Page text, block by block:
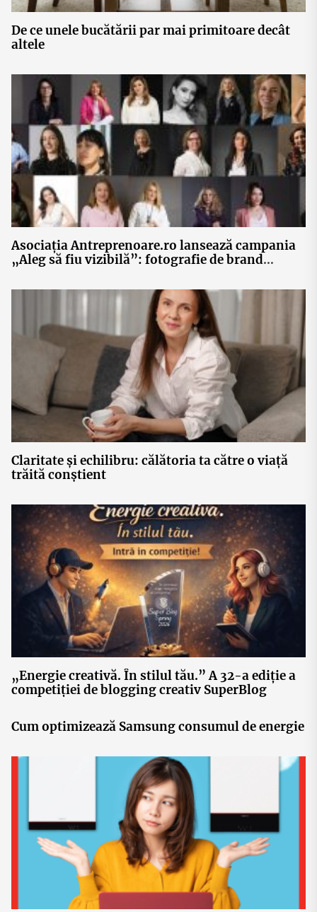
De ce unele bucătării par mai primitoare decât
altele
Asociația Antreprenoare.ro lansează campania
„Aleg să fiu vizibilă”: fotografie de brand
femeilor antreprenor din România
Claritate și echilibru: călătoria ta către o viață
trăită conștient
„Energie creativă. În stilul tău.” A 32-a ediție a
competiției de blogging creativ SuperBlog
Cum optimizează Samsung consumul de energie